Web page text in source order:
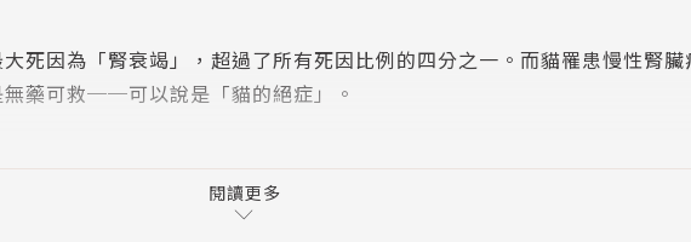
因為「腎衰竭」，超過了所有死因比例的四分之一。而貓罹患慢性腎臟
藥可救──可以說是「貓的絕症」。
腎貓離世。貓進入人類的生活中數十年，在AIM出現之前，依然未能看見
閱讀更多